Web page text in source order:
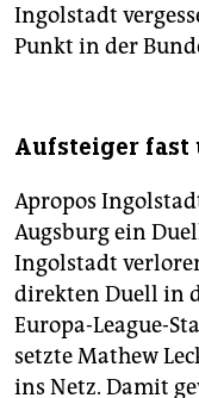
Ingolstadt
Punkt in der
Aufsteiger fast
Apropos
Augsburg ein
Ingolstadt
direkten Duell in
Europa-League-
setzte Mathew
ins Netz. Damit